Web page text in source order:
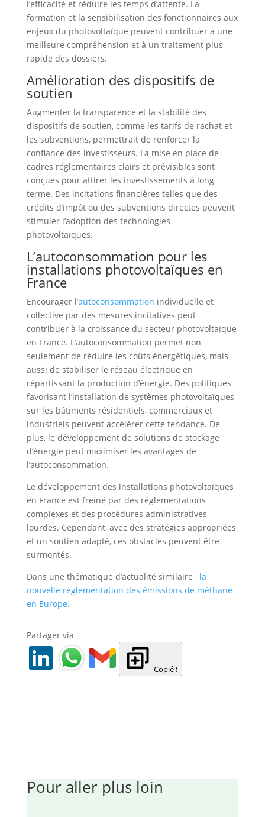
l’efficacité et réduire les temps d’attente. La
formation et la sensibilisation des fonctionnaires aux
enjeux du photovoltaïque peuvent contribuer à une
meilleure compréhension et à un traitement plus
rapide des dossiers.
Amélioration des dispositifs de
soutien
Augmenter la transparence et la stabilité des
dispositifs de soutien, comme les tarifs de rachat et
les subventions, permettrait de renforcer la
confiance des investisseurs. La mise en place de
cadres réglementaires clairs et prévisibles sont
conçues pour attirer les investissements à long
terme. Des incitations financières telles que des
crédits d’impôt ou des subventions directes peuvent
stimuler l’adoption des technologies
photovoltaïques.
L’autoconsommation pour les
installations photovoltaïques en
France
Encourager l’autoconsommation individuelle et
collective par des mesures incitatives peut
contribuer à la croissance du secteur photovoltaïque
en France. L’autoconsommation permet non
seulement de réduire les coûts énergétiques, mais
aussi de stabiliser le réseau électrique en
répartissant la production d’énergie. Des politiques
favorisant l’installation de systèmes photovoltaïques
sur les bâtiments résidentiels, commerciaux et
industriels peuvent accélérer cette tendance. De
plus, le développement de solutions de stockage
d’énergie peut maximiser les avantages de
l’autoconsommation.
Le développement des installations photovoltaïques
en France est freiné par des réglementations
complexes et des procédures administratives
lourdes. Cependant, avec des stratégies appropriées
et un soutien adapté, ces obstacles peuvent être
surmontés.
Dans une thématique d’actualité similaire , la
nouvelle réglementation des émissions de méthane
en Europe.
Partager via
Copié !
Pour aller plus loin